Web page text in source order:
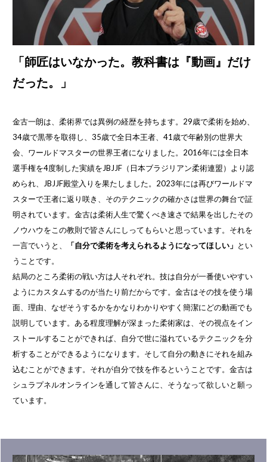
「師匠はいなかった。教科書は『動画』だけ
だった。」
金古一朗は、柔術界では異例の経歴を持ちます。29歳で柔術を始め、
34歳で黒帯を取得し、35歳で全日本王者、41歳で年齢別の世界大
会、ワールドマスターの世界王者になりました。2016年には全日本
選手権を4度制した実績をJBJJF（日本ブラジリアン柔術連盟）より認
められ、JBJJF殿堂入りを果たしました。2023年には再びワールドマ
スターで王者に返り咲き、そのテクニックの確かさは世界の舞台で証
明されています。金古は柔術人生で驚くべき速さで結果を出したその
ノウハウをこの教則で皆さんにしってもらいと思っています。それを
一言でいうと、
「自分で柔術を考えられるようになってほしい」 とい
うことです。
結局のところ柔術の戦い方は人それぞれ。技は自分が一番使いやすい
ようにカスタムするのが当たり前だからです。金古はその技を使う場
面、理由、なぜそうするかをかなりわかりやすく簡潔にどの動画でも
説明しています。ある程度理解が深まった柔術家は、その視点をイン
ストールすることができれば、自分で世に溢れているテクニックを分
析することができるようになります。そして自分の動きにそれを組み
込むことができます。それが自分で技を作るということです。金古は
シュラプネルオンラインを通して皆さんに、そうなって欲しいと願っ
ています。